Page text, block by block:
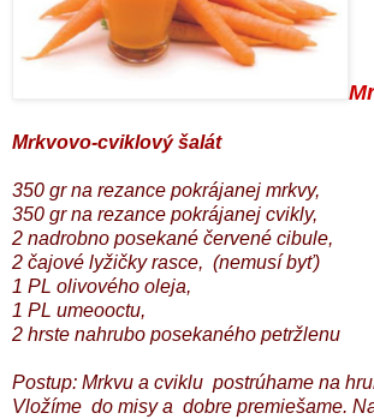
Mrkvovo-cviklový šalát
350 gr na rezance pokrájanej mrkvy,
350 gr na rezance pokrájanej cvikly,
2 nadrobno posekané červené cibule,
2 čajové lyžičky rasce, (nemusí byť)
1 PL olivového oleja,
1 PL umeooctu,
2 hrste nahrubo posekaného petržlenu
Postup: Mrkvu a cviklu postrúhame na
Vložíme do misy a dobre premiešame.